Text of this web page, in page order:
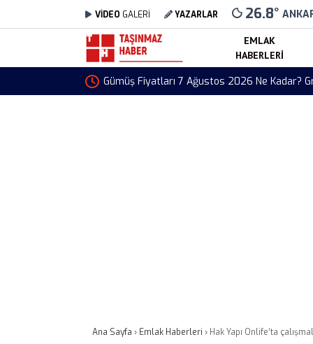
VİDEO GALERİ YAZARLAR 26.8°
EMLAK
HABERLERI
Gümüş Fiyatları 7 Ağustos 2026 Ne Kadar?
Ana Sayfa › Emlak Haberleri › Hak Yapı Onlife’ta